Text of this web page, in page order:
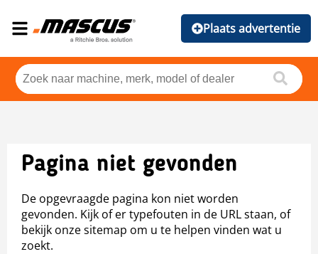
Plaats advertentie
Pagina niet gevonden
De opgevraagde pagina kon niet worden
gevonden. Kijk of er typefouten in de URL staan, of
bekijk onze sitemap om u te helpen vinden wat u
zoekt.